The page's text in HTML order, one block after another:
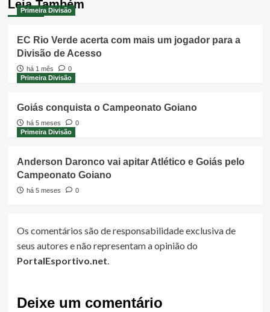
Leia Também
Primeira Divisão
EC Rio Verde acerta com mais um jogador para a
Divisão de Acesso
há 1 mês
0
Primeira Divisão
Goiás conquista o Campeonato Goiano
há 5 meses
0
Primeira Divisão
Anderson Daronco vai apitar Atlético e Goiás pelo
Campeonato Goiano
há 5 meses 0
Os comentários são de responsabilidade exclusiva de
seus autores e não representam a opinião do
PortalEsportivo.net.
Deixe um comentário